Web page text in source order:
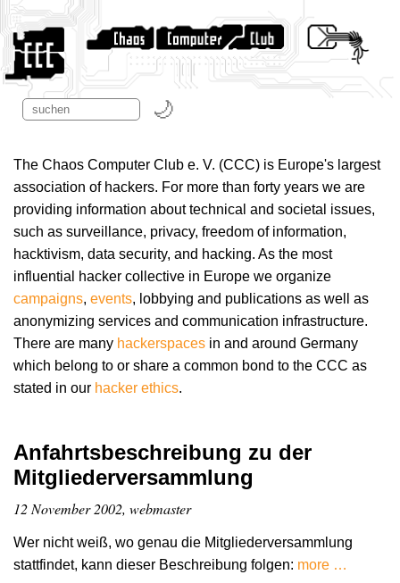
The Chaos Computer Club e. V. (CCC) is Europe's largest
association of hackers. For more than forty years we are
providing information about technical and societal issues,
such as surveillance, privacy, freedom of information,
hacktivism, data security, and hacking. As the most
influential hacker collective in Europe we organize
campaigns, events, lobbying and publications as well as
anonymizing services and communication infrastructure.
There are many hackerspaces in and around Germany
which belong to or share a common bond to the CCC as
stated in our hacker ethics.
Anfahrtsbeschreibung zu der
Mitgliederversammlung
12 November 2002, webmaster
Wer nicht weiß, wo genau die Mitgliederversammlung
stattfindet, kann dieser Beschreibung folgen: more …